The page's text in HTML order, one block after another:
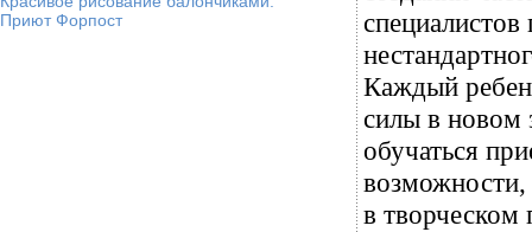
Приют Форпост
Каждый
силы в новом
обучаться
возможности,
в творческом